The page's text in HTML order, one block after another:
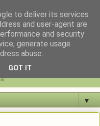
азербайджанцев
▼
to deliver its services
and user-agent are
and security
generate usage
abuse.
GOT IT